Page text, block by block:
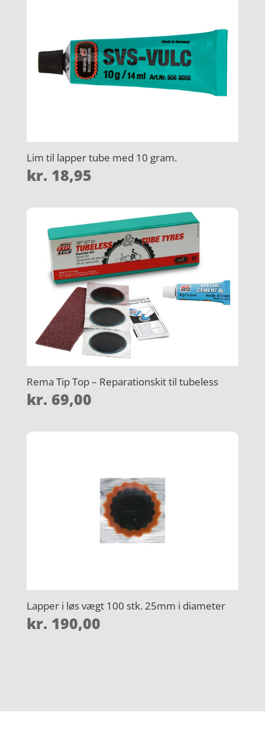
Lim til lapper tube med 10 gram.
kr. 18,95
Rema Tip Top – Reparationskit til tubeless
kr. 69,00
Lapper i løs vægt 100 stk. 25mm i diameter
kr. 190,00